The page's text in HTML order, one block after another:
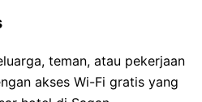
teman, atau pekerjaan
akses Wi-Fi gratis yang